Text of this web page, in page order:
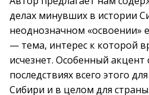
делах минувших в истории
неоднозначном «освоении»
— тема, интерес к которой
исчезнет. Особенный акцент
последствиях всего этого
Сибири и в целом для